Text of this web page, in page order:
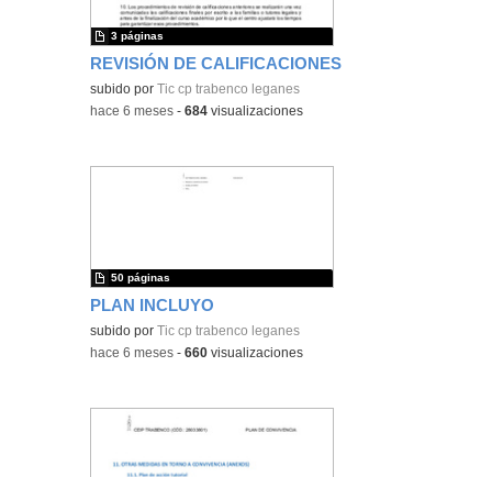
REVISIÓN DE CALIFICACIONES
subido porTic cp trabenco leganes
3 páginas
-hace 6 meses -684 visualizaciones
PLAN INCLUYO
subido porTic cp trabenco leganes
50 páginas
-hace 6 meses -660 visualizaciones